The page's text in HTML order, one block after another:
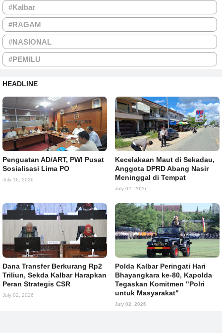
#Kalbar
#RAGAM
#NASIONAL
#PEMILU
HEADLINE
Penguatan AD/ART, PWI Pusat
Sosialisasi Lima PO
July 16, 2026
Kecelakaan Maut di Sekadau,
Anggota DPRD Abang Nasir
Meninggal di Tempat
July 02, 2026
Dana Transfer Berkurang Rp2
Triliun, Sekda Kalbar Harapkan
Peran Strategis CSR
July 02, 2026
Polda Kalbar Peringati Hari
Bhayangkara ke-80, Kapolda
Tegaskan Komitmen "Polri
untuk Masyarakat"
July 02, 2026